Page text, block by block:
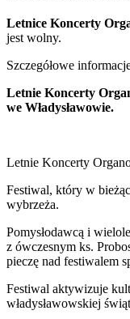
Letnice Koncerty
jest wolny.
Szczegółowe
Letnie Koncerty
we Władysławowie.
Letnie Koncerty
Festiwal, który w
wybrzeża.
Pomysłodawcą i
z ówczesnym ks.
pieczę nad festiwalem
Festiwal aktywizuje
władysławowskiej